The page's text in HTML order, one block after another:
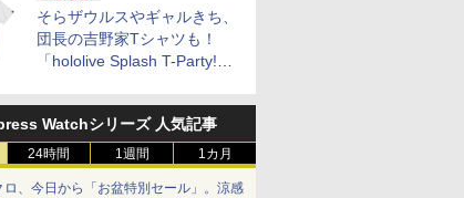
そらザウルスやギャルきち、
団長の吉野家Tシャツも！
「hololive Splash T-Party!」
＆オンライン販売開始
Watchシリーズ 人気記事
24時間 1週間 1カ月
ロ、今日から「お盆特別セール」。涼感